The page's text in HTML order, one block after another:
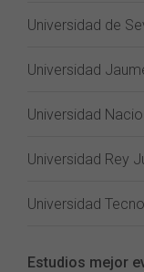
Universidad de
Universidad
Universidad
Universidad Rey
Universidad
Estudios mejor